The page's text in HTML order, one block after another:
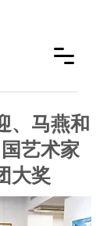
、马燕和
艺术家
大奖